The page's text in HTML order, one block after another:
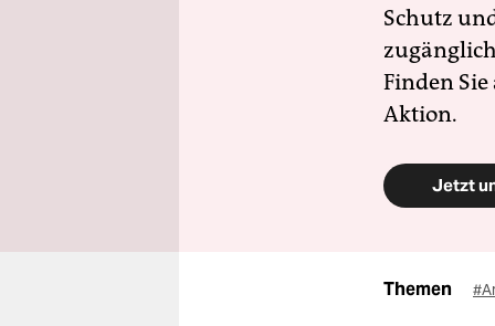
Schutz
Finden
Aktion.
Jetzt
Themen